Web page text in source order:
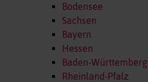
Bodensee
Sachsen
Bayern
Hessen
Baden-Württemberg
Rheinland-Pfalz